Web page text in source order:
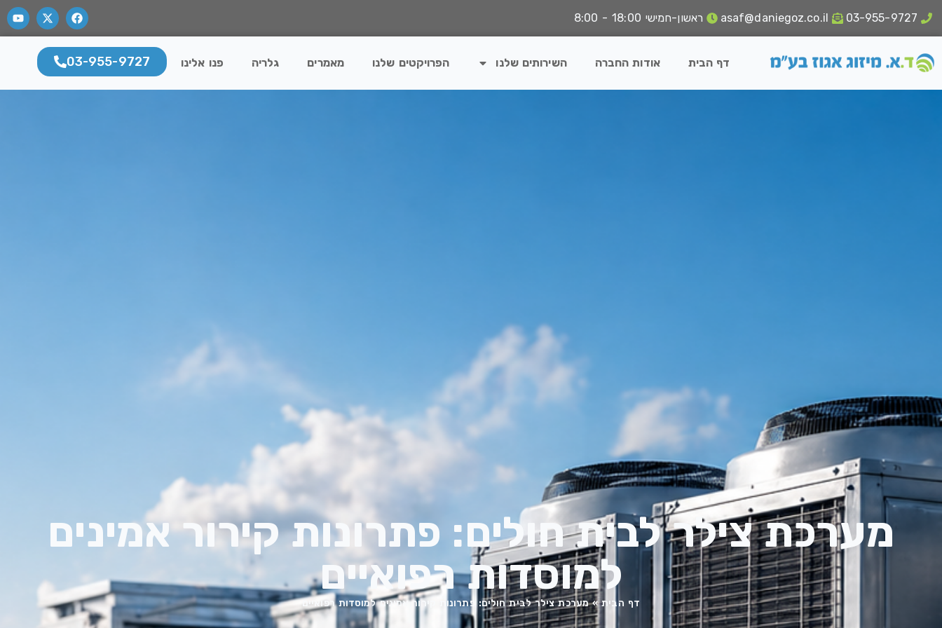
03-955-9727
asaf@daniegoz.co.il ראשון-חמישי 18:00 - 8:00
דף הבית אודות החברה השירותים שלנו הפרויקטים שלנו מאמרים גלריה פנו אלינו 03-955-9727
מערכת צילר לבית חולים: פתרונות קירור אמינים
למוסדות רפואיים
דף הבית»מערכת צילר לבית חולים: פתרונות קירור אמינים למוסדות רפואיים